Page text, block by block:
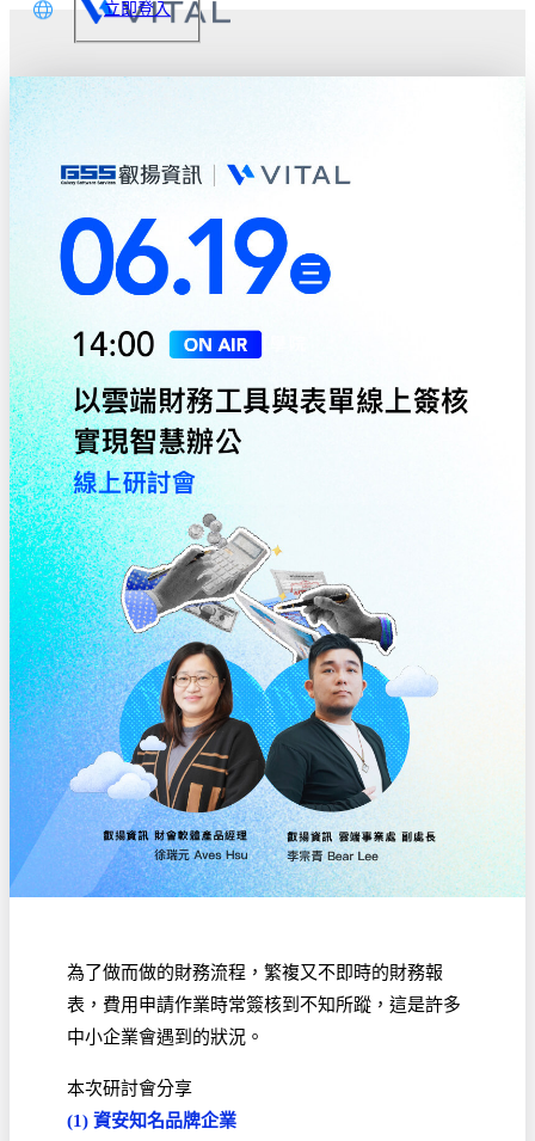
語
立即登入
為了做而做的財務流程，繁複又不即時的財務報
表，費用申請作業時常簽核到不知所蹤，這是許多
中小企業會遇到的狀況。
本次研討會分享
(1) 資安知名品牌企業